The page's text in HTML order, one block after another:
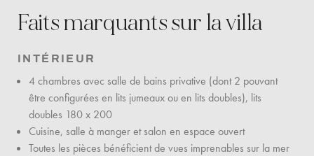
Faits marquants sur la villa
INTÉRIEUR
4 chambres avec salle de bains privative (dont 2 pouvant
être configurées en lits jumeaux ou en lits doubles), lits
doubles 180 x 200
Cuisine, salle à manger et salon en espace ouvert
Toutes les pièces bénéficient de vues imprenables sur la mer